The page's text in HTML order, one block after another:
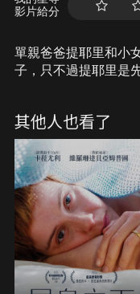
影片給分
單親爸爸提耶里和小
子，只不過提耶里是
也在校方必須與家長
依為命的威脅，他們
下去？
其他人也看了